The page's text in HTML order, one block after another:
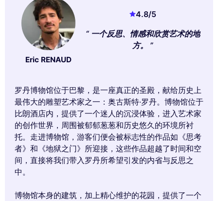
Eric RENAUD
4.8/5
一个反思、情感和欣赏艺术的地
方。
罗丹博物馆位于巴黎，是一座真正的圣殿，献给历史上
最伟大的雕塑艺术家之一：奥古斯特·罗丹。博物馆位于
比朗酒店内，提供了一个迷人的沉浸体验，进入艺术家
的创作世界，周围被郁郁葱葱和历史悠久的环境所衬
托。走进博物馆，游客们便会被标志性的作品如《思考
者》和《地狱之门》所迎接，这些作品超越了时间和空
间，直接将我们带入罗丹所希望引发的内省与反思之
中。
博物馆本身的建筑，加上精心维护的花园，提供了一个